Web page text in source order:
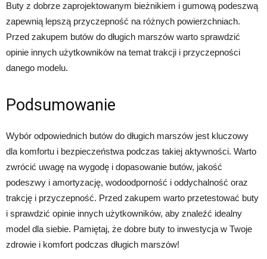
Buty z dobrze zaprojektowanym bieżnikiem i gumową podeszwą
zapewnią lepszą przyczepność na różnych powierzchniach.
Przed zakupem butów do długich marszów warto sprawdzić
opinie innych użytkowników na temat trakcji i przyczepności
danego modelu.
Podsumowanie
Wybór odpowiednich butów do długich marszów jest kluczowy
dla komfortu i bezpieczeństwa podczas takiej aktywności. Warto
zwrócić uwagę na wygodę i dopasowanie butów, jakość
podeszwy i amortyzację, wodoodporność i oddychalność oraz
trakcję i przyczepność. Przed zakupem warto przetestować buty
i sprawdzić opinie innych użytkowników, aby znaleźć idealny
model dla siebie. Pamiętaj, że dobre buty to inwestycja w Twoje
zdrowie i komfort podczas długich marszów!